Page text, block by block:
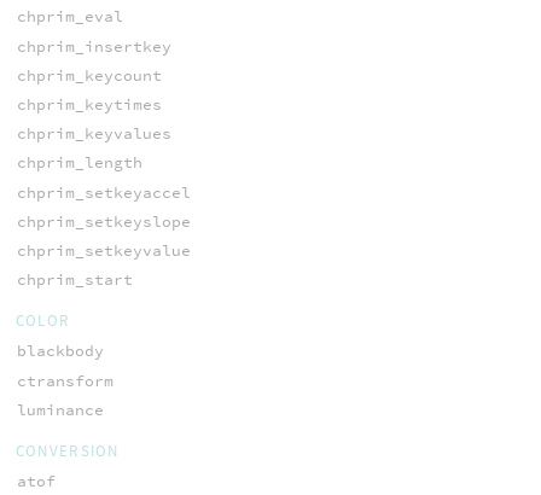
chprim_eval
chprim_insertkey
chprim_keycount
chprim_keytimes
chprim_keyvalues
chprim_length
chprim_setkeyaccel
chprim_setkeyslope
chprim_setkeyvalue
chprim_start
COLOR
blackbody
ctransform
luminance
CONVERSION
atof